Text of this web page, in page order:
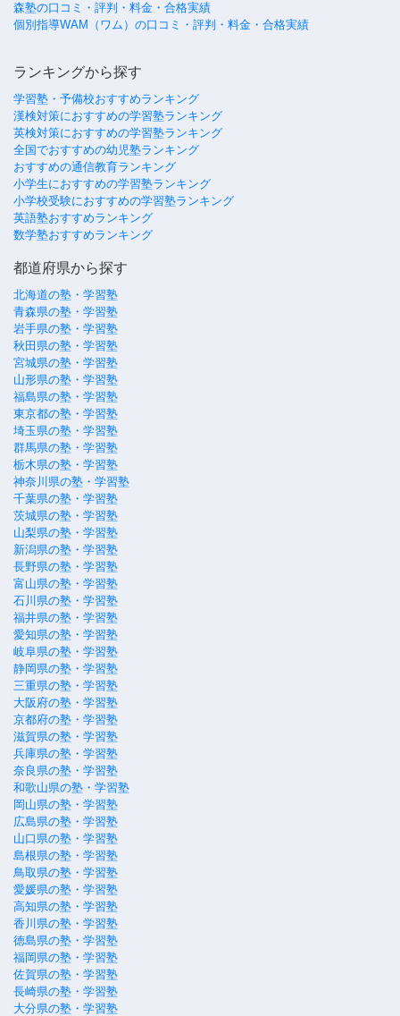
森塾の口コミ・評判・料金・合格実績
個別指導WAM（ワム）の口コミ・評判・料金・合格実績
ランキングから探す
学習塾・予備校おすすめランキング
漢検対策におすすめの学習塾ランキング
英検対策におすすめの学習塾ランキング
全国でおすすめの幼児塾ランキング
おすすめの通信教育ランキング
小学生におすすめの学習塾ランキング
小学校受験におすすめの学習塾ランキング
英語塾おすすめランキング
数学塾おすすめランキング
都道府県から探す
北海道の塾・学習塾
青森県の塾・学習塾
岩手県の塾・学習塾
秋田県の塾・学習塾
宮城県の塾・学習塾
山形県の塾・学習塾
福島県の塾・学習塾
東京都の塾・学習塾
埼玉県の塾・学習塾
群馬県の塾・学習塾
栃木県の塾・学習塾
神奈川県の塾・学習塾
千葉県の塾・学習塾
茨城県の塾・学習塾
山梨県の塾・学習塾
新潟県の塾・学習塾
長野県の塾・学習塾
富山県の塾・学習塾
石川県の塾・学習塾
福井県の塾・学習塾
愛知県の塾・学習塾
岐阜県の塾・学習塾
静岡県の塾・学習塾
三重県の塾・学習塾
大阪府の塾・学習塾
京都府の塾・学習塾
滋賀県の塾・学習塾
兵庫県の塾・学習塾
奈良県の塾・学習塾
和歌山県の塾・学習塾
岡山県の塾・学習塾
広島県の塾・学習塾
山口県の塾・学習塾
島根県の塾・学習塾
鳥取県の塾・学習塾
愛媛県の塾・学習塾
高知県の塾・学習塾
香川県の塾・学習塾
徳島県の塾・学習塾
福岡県の塾・学習塾
佐賀県の塾・学習塾
長崎県の塾・学習塾
大分県の塾・学習塾